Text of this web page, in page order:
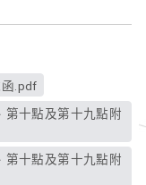
.pdf